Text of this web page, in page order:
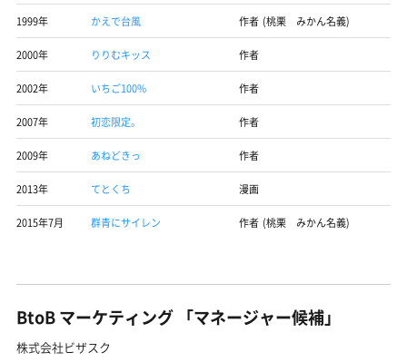
1999年 かえで台風 作者 (桃栗 みかん名義)
2000年 りりむキッス 作者
2002年 いちご100% 作者
2007年 初恋限定。 作者
2009年 あねどきっ 作者
2013年 てとくち 漫画
2015年7月 群青にサイレン 作者 (桃栗 みかん名義)
BtoB マーケティング 「マネージャー候補」
株式会社ビザスク